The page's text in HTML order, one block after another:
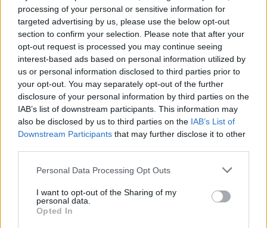
processing of your personal or sensitive information for
targeted advertising by us, please use the below opt-out
section to confirm your selection. Please note that after your
opt-out request is processed you may continue seeing
interest-based ads based on personal information utilized by
us or personal information disclosed to third parties prior to
your opt-out. You may separately opt-out of the further
disclosure of your personal information by third parties on the
IAB’s list of downstream participants. This information may
also be disclosed by us to third parties on the IAB’s List of
Downstream Participants that may further disclose it to other
Personal Data Processing Opt Outs
I want to opt-out of the Sharing of my
personal data.
Opted In
do Vinho
Nacional da Vinha e do...
31 Julho, 2026 - 15:14